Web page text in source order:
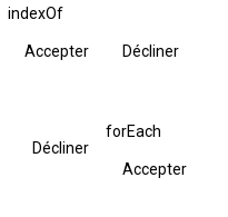
indexOf
Accepter Décliner
Décliner
forEach
Accepter